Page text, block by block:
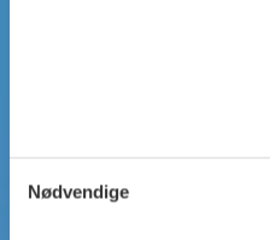
Nødvendige